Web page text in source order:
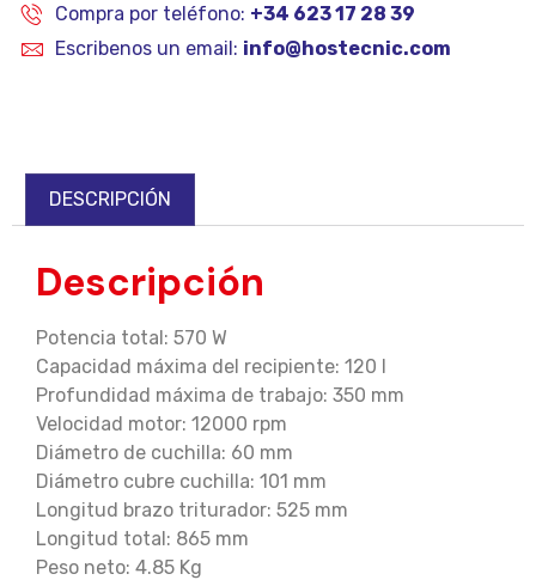
Compra por teléfono: +34 623 17 28 39
Escribenos un email: info@hostecnic.com
DESCRIPCIÓN
Descripción
Potencia total: 570 W
Capacidad máxima del recipiente: 120 l
Profundidad máxima de trabajo: 350 mm
Velocidad motor: 12000 rpm
Diámetro de cuchilla: 60 mm
Diámetro cubre cuchilla: 101 mm
Longitud brazo triturador: 525 mm
Longitud total: 865 mm
Peso neto: 4.85 Kg